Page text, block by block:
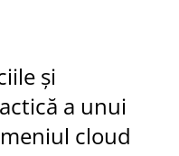
și
a unui
cloud